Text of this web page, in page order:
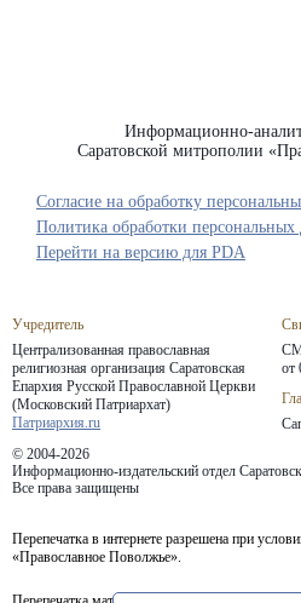
Информационно-
Саратовской митрополии
Учредитель
Централизованная православная
религиозная организация Саратовская
Епархия Русской Православной Церкви
(Московский Патриархат)
Патриархия.ru
от
© 2004-2026
Информационно-издательский отдел
Все права защищены
Согласие на обработку
Политика обработки
Перепечатка в интернете разрешена при
«Православное Поволжье».
Перейти на версию для PDA